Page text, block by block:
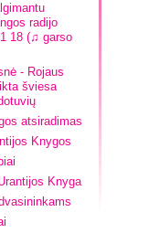
radijo
18 (♫ garso
- Rojaus
šviesa
atsiradimas
Knygos
Knyga